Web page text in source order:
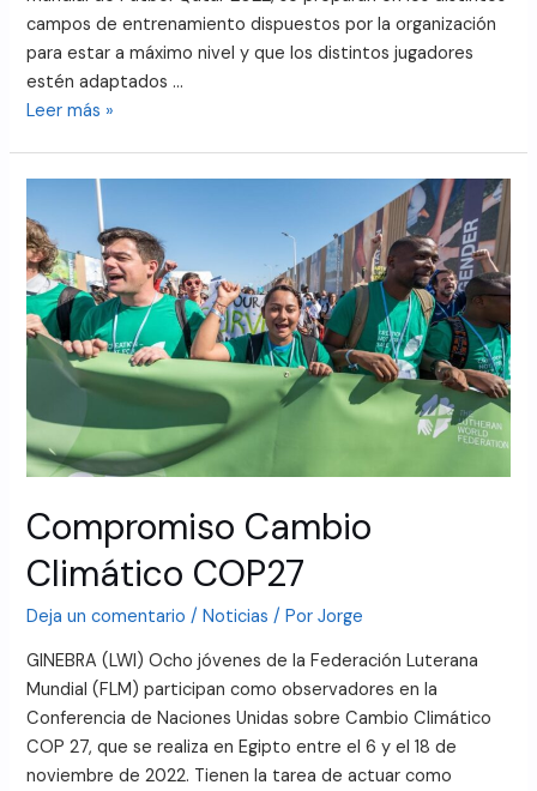
campos de entrenamiento dispuestos por la organización
para estar a máximo nivel y que los distintos jugadores
estén adaptados …
Leer más »
Compromiso Cambio
Climático COP27
Deja un comentario /Noticias / PorJorge
GINEBRA (LWI) Ocho jóvenes de la Federación Luterana
Mundial (FLM) participan como observadores en la
Conferencia de Naciones Unidas sobre Cambio Climático
COP 27, que se realiza en Egipto entre el 6 y el 18 de
noviembre de 2022. Tienen la tarea de actuar como